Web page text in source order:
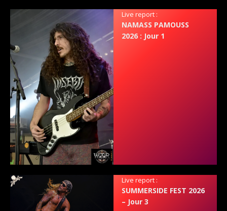
Live report :
NAMASS PAMOUSS
2026 : Jour 1
Live report :
SUMMERSIDE FEST 2026
– Jour 3